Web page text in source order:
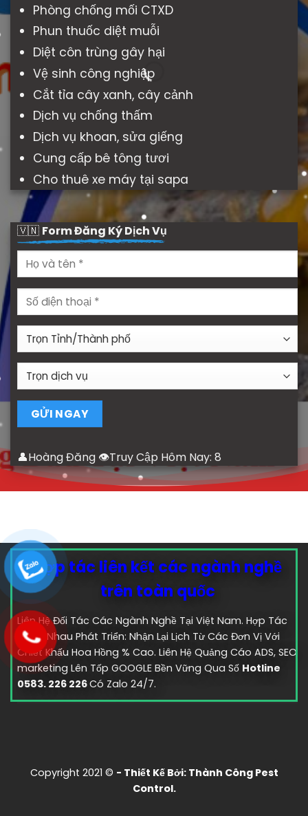
Phòng chống mối CTXD
Phun thuốc diệt muỗi
Diệt côn trùng gây hại
Vệ sinh công nghiệp
Cắt tỉa cây xanh, cây cảnh
Dịch vụ chống thấm
Dịch vụ khoan, sửa giếng
Cung cấp bê tông tươi
Cho thuê xe máy tại sapa
🇻🇳 Form Đăng Ký Dịch Vụ
👤Hoàng Đăng 👁Truy Cập Hôm Nay: 8
Hợp tác liên kết các ngành nghề
trên toàn quốc
Liên Hệ Đối Tác Các Ngành Nghề Tại Việt Nam. Hợp Tác
Cùng Nhau Phát Triển: Nhận Lại Lịch Từ Các Đơn Vị Với
Chiết Khấu Hoa Hồng % Cao. Liên Hệ Quảng Cáo ADS, SEO
marketing Lên Tốp GOOGLE Bền Vững Qua Số Hotline
0583. 226 226Có Zalo 24/7.
Copyright 2021 © - Thiết Kế Bởi: Thành Công Pest
Control.